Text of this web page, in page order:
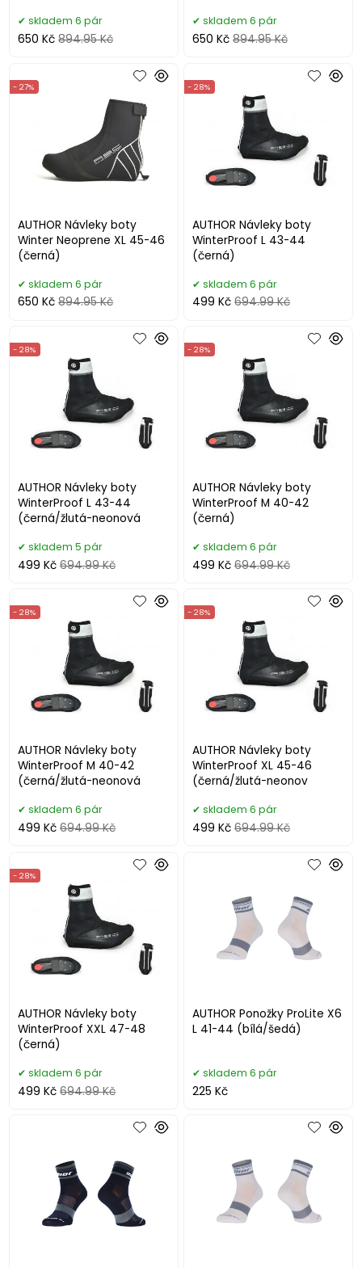
skladem 6 pár
650 Kč 894.95 Kč
skladem 6 pár
650 Kč 894.95 Kč
AUTHOR Návleky boty
Winter Neoprene XL 45-46
(černá)
- 27%
skladem 6 pár
650 Kč 894.95 Kč
AUTHOR Návleky boty
WinterProof L 43-44
(černá)
- 28%
skladem 6 pár
499 Kč 694.99 Kč
AUTHOR Návleky boty
WinterProof L 43-44
(černá/žlutá-neonová
- 28%
skladem 5 pár
499 Kč 694.99 Kč
AUTHOR Návleky boty
WinterProof M 40-42
(černá)
- 28%
skladem 6 pár
499 Kč 694.99 Kč
AUTHOR Návleky boty
WinterProof M 40-42
(černá/žlutá-neonová
- 28%
skladem 6 pár
499 Kč 694.99 Kč
AUTHOR Návleky boty
WinterProof XL 45-46
(černá/žlutá-neonov
- 28%
skladem 6 pár
499 Kč 694.99 Kč
AUTHOR Návleky boty
WinterProof XXL 47-48
(černá)
- 28%
skladem 6 pár
499 Kč 694.99 Kč
AUTHOR Ponožky ProLite X6
L 41-44 (bílá/šedá)
skladem 6 pár
225 Kč